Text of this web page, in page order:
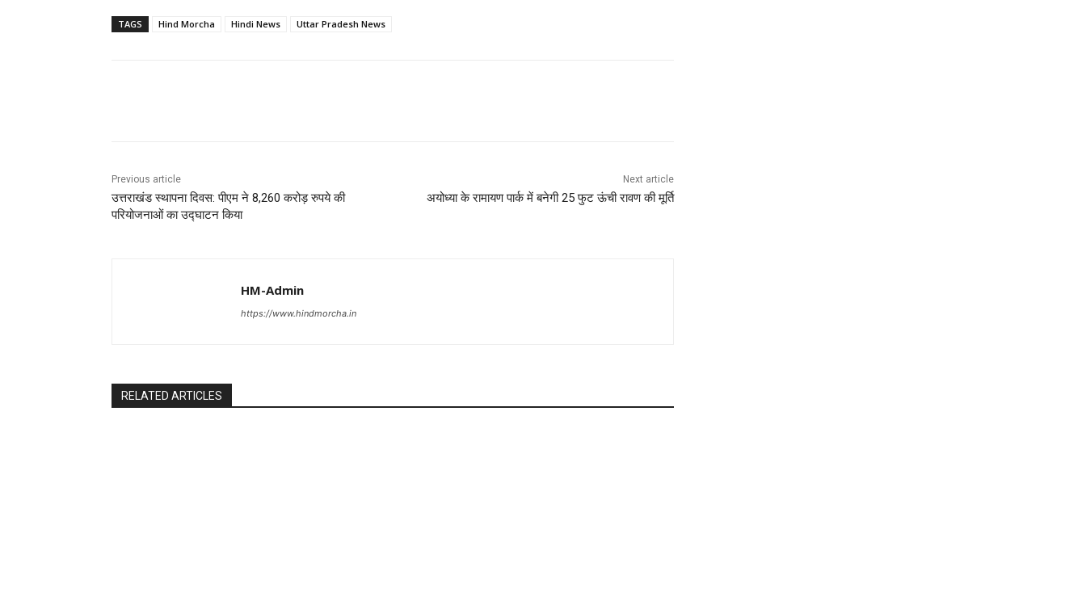
TAGS Hind Morcha Hindi News Uttar Pradesh News
Previous article
उत्तराखंड स्थापना दिवस: पीएम ने 8,260 करोड़ रुपये की
परियोजनाओं का उद्घाटन किया
Next article
अयोध्या के रामायण पार्क में बनेगी 25 फुट ऊंची रावण की मूर्ति
HM-Admin
https://www.hindmorcha.in
RELATED ARTICLES